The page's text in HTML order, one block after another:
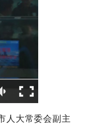
人大常委会副主